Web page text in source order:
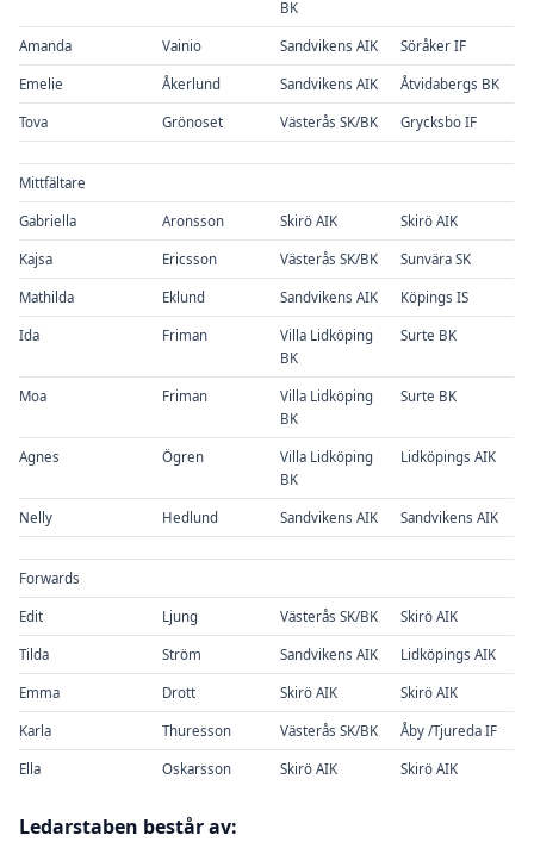
BK
Amanda Vainio Sandvikens AIK Söråker IF
Emelie Åkerlund Sandvikens AIK Åtvidabergs BK
Tova Grönoset Västerås SK/BK Grycksbo IF
Mittfältare
Gabriella Aronsson Skirö AIK Skirö AIK
Kajsa Ericsson Västerås SK/BK Sunvära SK
Mathilda Eklund Sandvikens AIK Köpings IS
Ida Friman
Villa Lidköping
BK
Surte BK
Moa Friman
Villa Lidköping
BK
Surte BK
Agnes Ögren
Villa Lidköping
BK
Lidköpings AIK
Nelly Hedlund Sandvikens AIK Sandvikens AIK
Forwards
Edit Ljung Västerås SK/BK Skirö AIK
Tilda Ström Sandvikens AIK Lidköpings AIK
Emma Drott Skirö AIK Skirö AIK
Karla Thuresson Västerås SK/BK Åby /Tjureda IF
Ella Oskarsson Skirö AIK Skirö AIK
Ledarstaben består av: